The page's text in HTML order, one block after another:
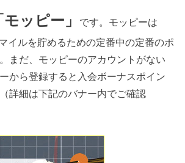
モッピー」
です。モッピーは
イルを貯めるための定番中の定番のポ
まだ、モッピーのアカウントがない
から登録すると入会ボーナスポイン
詳細は下記のバナー内でご確認